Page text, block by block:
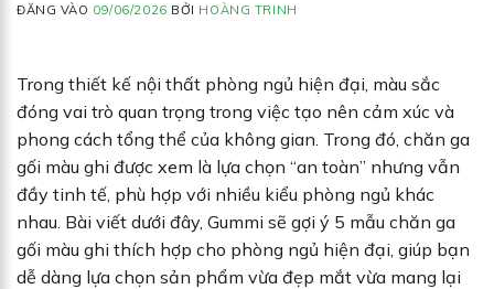
ĐĂNG VÀO 09/06/2026 BỞI HOÀNG TRINH
Trong thiết kế nội thất phòng ngủ hiện đại, màu sắc
đóng vai trò quan trọng trong việc tạo nên cảm xúc và
phong cách tổng thể của không gian. Trong đó, chăn ga
gối màu ghi được xem là lựa chọn “an toàn” nhưng vẫn
đầy tinh tế, phù hợp với nhiều kiểu phòng ngủ khác
nhau. Bài viết dưới đây, Gummi sẽ gợi ý 5 mẫu chăn ga
gối màu ghi thích hợp cho phòng ngủ hiện đại, giúp bạn
dễ dàng lựa chọn sản phẩm vừa đẹp mắt vừa mang lại